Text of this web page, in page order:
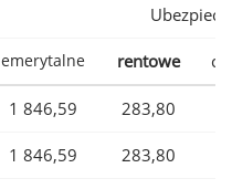
emerytalne rentowe
1 846,59 283,80
1 846,59 283,80